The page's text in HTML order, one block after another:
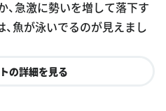
、魚が泳いでるのが見えまし